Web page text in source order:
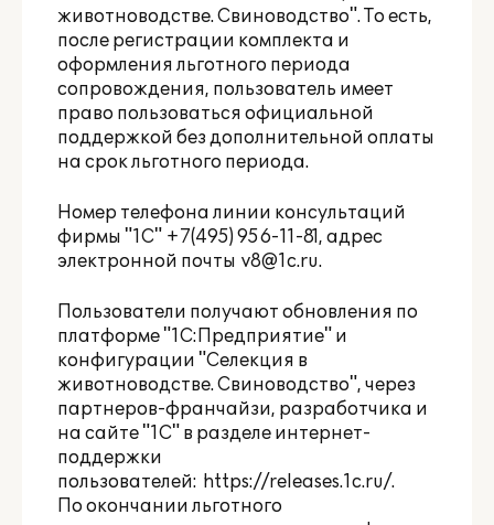
животноводстве. Свиноводство". То есть,
после регистрации комплекта и
оформления льготного периода
сопровождения, пользователь имеет
право пользоваться официальной
поддержкой без дополнительной оплаты
на срок льготного периода.
Номер телефона линии консультаций
фирмы "1С" +7(495) 956-11-81, адрес
электронной почты v8@1c.ru.
Пользователи получают обновления по
платформе "1С:Предприятие" и
конфигурации "Селекция в
животноводстве. Свиноводство", через
партнеров-франчайзи, разработчика и
на сайте "1С" в разделе интернет-
поддержки
пользователей: https://releases.1c.ru/.
По окончании льготного